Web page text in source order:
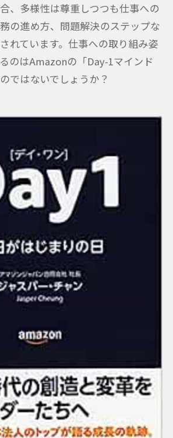
、多様性は尊重しつつも仕事への
の進め方、問題解決のステップな
れています。仕事への取り組み姿
のはAmazonの「Day-1マインド
ではないでしょうか？